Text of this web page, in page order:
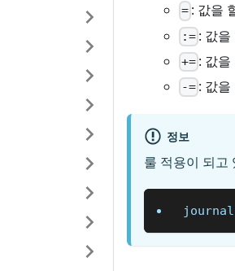
= : 값을
:= : 값
+= : 값
-= : 값
정보
룰 적용이 되고